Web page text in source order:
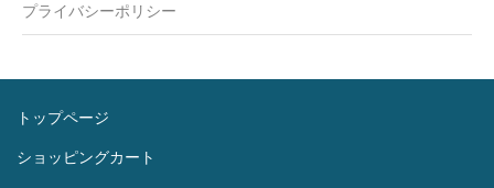
プライバシーポリシー
トップページ
ショッピングカート